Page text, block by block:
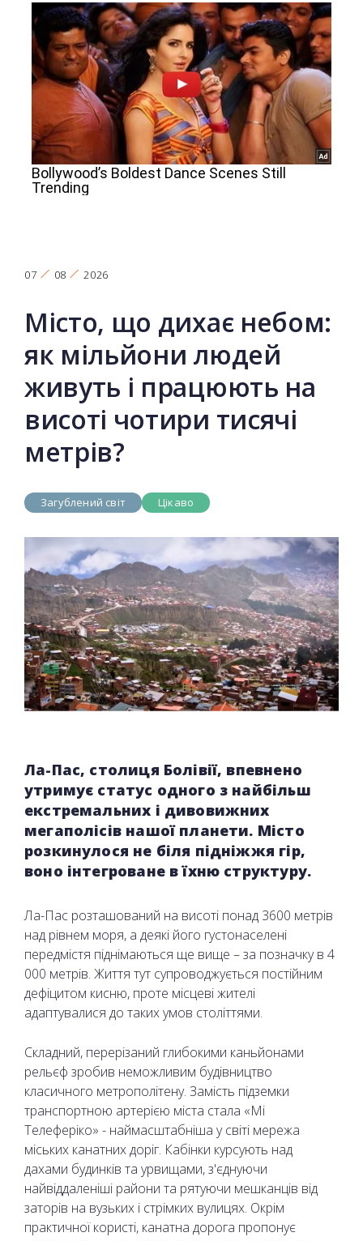
07 08 2026
Місто, що дихає небом:
як мільйони людей
живуть і працюють на
висоті чотири тисячі
метрів?
Загублений світ Цікаво
Ла-Пас, столиця Болівії, впевнено
утримує статус одного з найбільш
екстремальних і дивовижних
мегаполісів нашої планети. Місто
розкинулося не біля підніжжя гір,
воно інтегроване в їхню структуру.
Ла-Пас розташований на висоті понад 3600 метрів
над рівнем моря, а деякі його густонаселені
передмістя піднімаються ще вище – за позначку в 4
000 метрів. Життя тут супроводжується постійним
дефіцитом кисню, проте місцеві жителі
адаптувалися до таких умов століттями.
Складний, перерізаний глибокими каньйонами
рельєф зробив неможливим будівництво
класичного метрополітену. Замість підземки
транспортною артерією міста стала «Мі
Телеферіко» - наймасштабніша у світі мережа
міських канатних доріг. Кабінки курсують над
дахами будинків та урвищами, з'єднуючи
найвіддаленіші райони та рятуючи мешканців від
заторів на вузьких і стрімких вулицях. Окрім
практичної користі, канатна дорога пропонує